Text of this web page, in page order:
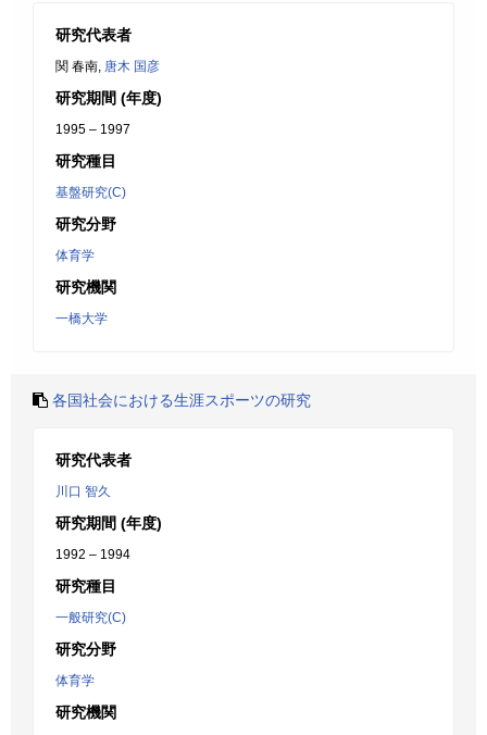
研究代表者
関 春南, 唐木 国彦
研究期間 (年度)
1995 – 1997
研究種目
基盤研究(C)
研究分野
体育学
研究機関
一橋大学
各国社会における生涯スポーツの研究
研究代表者
川口 智久
研究期間 (年度)
1992 – 1994
研究種目
一般研究(C)
研究分野
体育学
研究機関